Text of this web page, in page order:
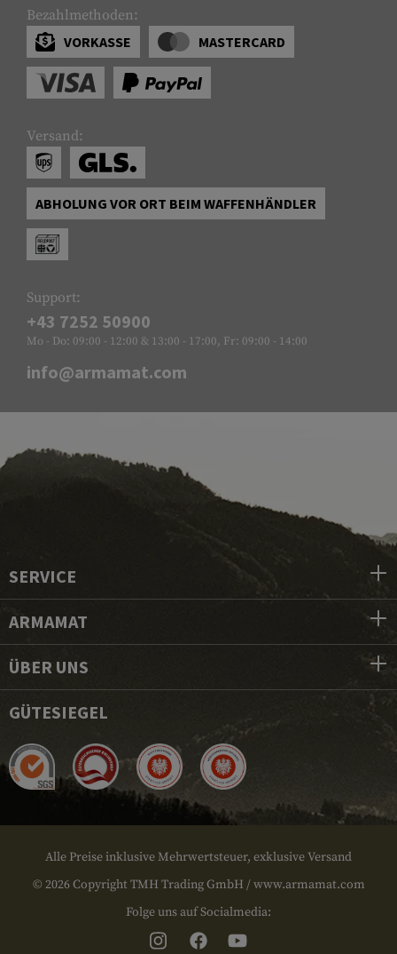
Bezahlmethoden:
VORKASSE
MASTERCARD
Versand:
ABHOLUNG VOR ORT BEIM WAFFENHÄNDLER
Support:
+43 7252 50900
Mo - Do: 09:00 - 12:00 & 13:00 - 17:00, Fr: 09:00 - 14:00
info@armamat.com
SERVICE
ARMAMAT
ÜBER UNS
GÜTESIEGEL
Alle Preise inklusive Mehrwertsteuer, exklusive Versand
© 2026 Copyright TMH Trading GmbH / www.armamat.com
Folge uns auf Socialmedia: